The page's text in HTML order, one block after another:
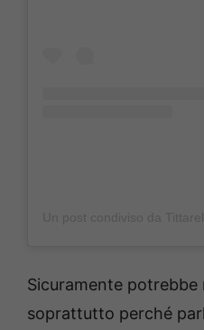
Sicuramente potrebbe
soprattutto perché